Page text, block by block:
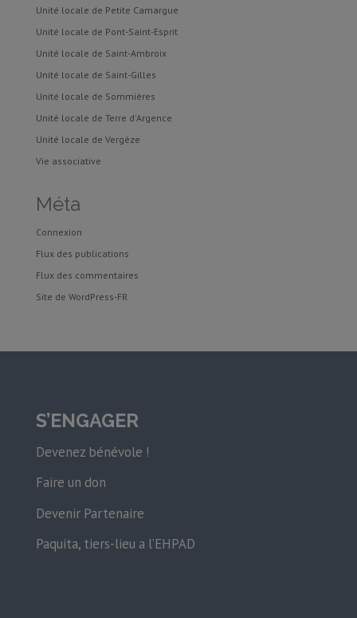
Unité locale de Petite Camargue
Unité locale de Pont-Saint-Esprit
Unité locale de Saint-Ambroix
Unité locale de Saint-Gilles
Unité locale de Sommières
Unité locale de Terre d'Argence
Unité locale de Vergèze
Vie associative
Méta
Connexion
Flux des publications
Flux des commentaires
Site de WordPress-FR
S’ENGAGER
Devenez bénévole !
Faire un don
Devenir Partenaire
Paquita, tiers-lieu a l’EHPAD